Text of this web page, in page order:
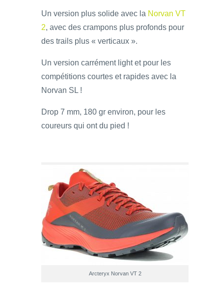
Un version plus solide avec la Norvan VT
2, avec des crampons plus profonds pour
des trails plus « verticaux ».
Un version carrément light et pour les
compétitions courtes et rapides avec la
Norvan SL !
Drop 7 mm, 180 gr environ, pour les
coureurs qui ont du pied !
Arcteryx Norvan VT 2